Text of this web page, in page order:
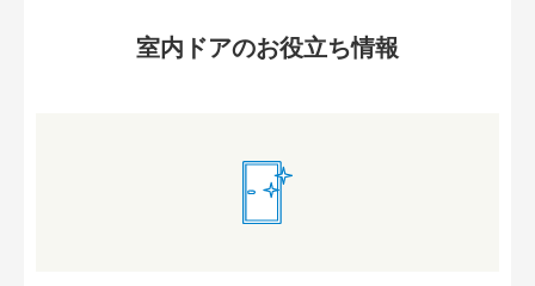
室内ドアのお役立ち情報